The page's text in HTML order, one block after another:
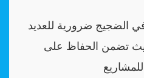
الضجيج ضرورية للعديد
تضمن الحفاظ على